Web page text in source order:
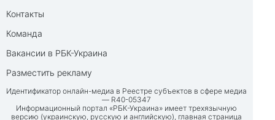
Контакты
Команда
Вакансии в РБК-Украина
Разместить рекламу
Идентификатор онлайн-медиа в Реестре субъектов в сфере медиа
— R40-05347
Информационный портал «РБК-Украина» имеет трехязычную
версию (украинскую, русскую и английскую), главная страница